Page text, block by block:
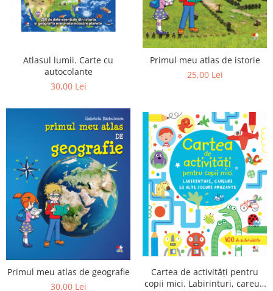
Editura Arthur
Editura Bookzone
Editura Cartemma
Editura Casa
Editura Corint
Editura Frontiera
Editura Gama
Editura Kreativ
Editura Litera
Editura Lizuka Educativ
Editura Nemira
Editura Nomina
Editura Pandora M
Editura Portocala Albastră
Atlasul lumii. Carte cu
autocolante
30,00 Lei
Primul meu atlas de istorie
25,00 Lei
Primul meu atlas de geografie
30,00 Lei
Cartea de activități pentru
copii mici. Labirinturi, careuri